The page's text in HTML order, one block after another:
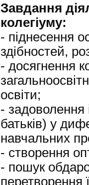
Завдання
колегіуму:
- піднесення
здібностей,
- досягнення
освіти;
- задоволення
батьків) у
навчальних
- створення
- пошук
перетворення